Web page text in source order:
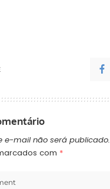
e-mail não será publicado.
com *